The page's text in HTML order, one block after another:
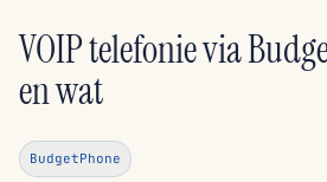
VOIP telefonie via
en wat
BudgetPhone